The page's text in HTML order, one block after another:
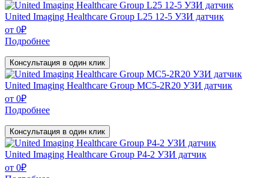
United Imaging Healthcare Group L25 12-5 УЗИ датчик
от 0₽
Подробнее
Консультация в один клик
United Imaging Healthcare Group MC5-2R20 УЗИ датчик
от 0₽
Подробнее
Консультация в один клик
United Imaging Healthcare Group P4-2 УЗИ датчик
от 0₽